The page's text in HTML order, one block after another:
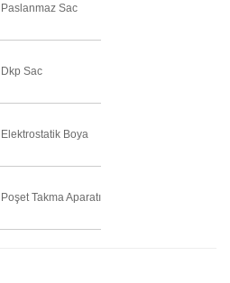
Paslanmaz Sac
Dkp Sac
Elektrostatik Boya
Poşet Takma Aparatı